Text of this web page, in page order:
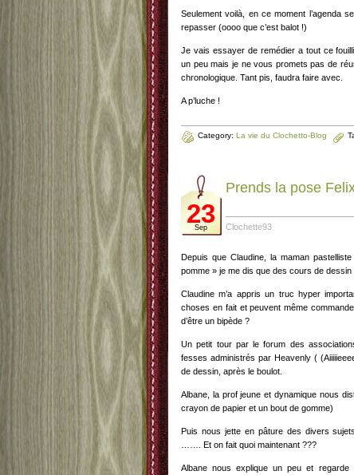
Seulement voilà, en ce moment l’agenda
repasser (oooo que c’est balot !)
Je vais essayer de remédier a tout ce
un peu mais je ne vous promets pas de
chronologique. Tant pis, faudra faire avec.
A p’luche !
Category: La vie du Clochetto-Blog
23
Sep
Prends la pose
Clochette93
Depuis que Claudine, la maman
pomme » je me dis que des cours de dessin
Claudine m’a appris un truc hyper
choses en fait et peuvent même
d’être un bipède ?
Un petit tour par le forum des
fesses administrés par Heavenly (
de dessin, après le boulot.
Albane, la prof jeune et dynamique nous
crayon de papier et un bout de gomme)
Puis nous jette en pâture des divers
……. Et on fait quoi maintenant ???
Albane nous explique un peu et